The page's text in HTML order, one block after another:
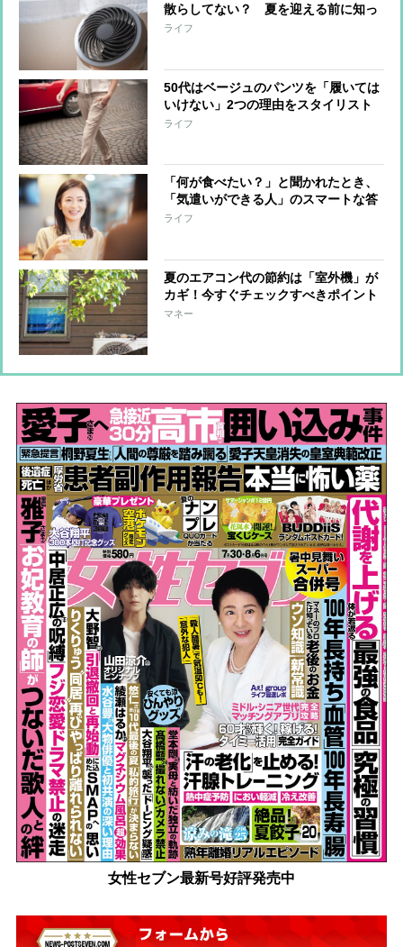
散らしてない？ 夏を迎える前に知っ
ておきたいサーキュレーターのお手入
ライフ
50代はベージュのパンツを「履いては
いけない」2つの理由をスタイリスト
が解説
ライフ
「何が食べたい？」と聞かれたとき、
「気遣いができる人」のスマートな答
え方
ライフ
夏のエアコン代の節約は「室外機」が
カギ！今すぐチェックすべきポイント
マネー
女性セブン最新号好評発売中